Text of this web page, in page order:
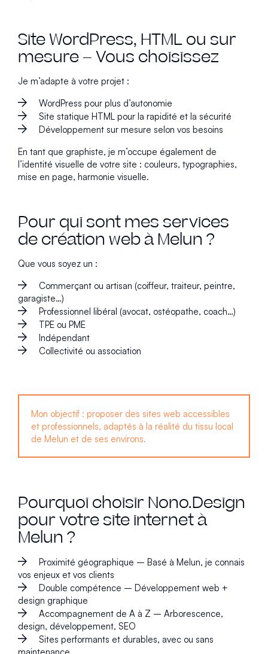
Site WordPress, HTML ou sur
mesure – Vous choisissez
Je m’adapte à votre projet :
WordPress pour plus d’autonomie
Site statique HTML pour la rapidité et la sécurité
Développement sur mesure selon vos besoins
En tant que graphiste, je m’occupe également de
l’identité visuelle de votre site : couleurs, typographies,
mise en page, harmonie visuelle.
Pour qui sont mes services
de création web à Melun ?
Que vous soyez un :
Commerçant ou artisan (coiffeur, traiteur, peintre,
garagiste…)
Professionnel libéral (avocat, ostéopathe, coach…)
TPE ou PME
Indépendant
Collectivité ou association
Mon objectif : proposer des sites web accessibles
et professionnels, adaptés à la réalité du tissu local
de Melun et de ses environs.
Pourquoi choisir Nono.Design
pour votre site internet à
Melun ?
Proximité géographique – Basé à Melun, je connais
vos enjeux et vos clients
Double compétence – Développement web +
design graphique
Accompagnement de A à Z – Arborescence,
design, développement, SEO
Sites performants et durables, avec ou sans